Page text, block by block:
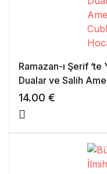
Ramazan-ı Şerif
Dualar ve Salih
Hoca
14.00 €